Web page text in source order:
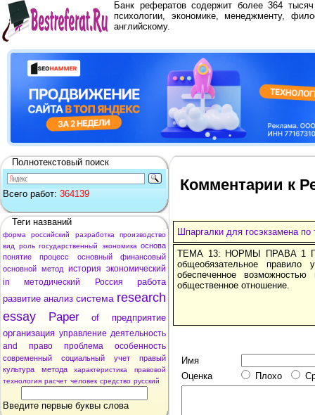
Банк рефератов содержит более 364
психологии, экономике, менеджменту,
английскому.
Полнотекстовый поиск
Всего работ: 364139
Теги названий
форма российский разработка
производство
вид
роль государственный экономика основа
понятие
процесс основный
финансовый
основной метод история экономический
in
методический Россия
работа
развитие анализ система research
essay
Paper of
предприятие
организация управление деятельность
and
право проблема особенность
современный социальный учет
правый
культура
метода характеристика
правовой
технология расчет человек средство русский
Введите первые буквы слова
Комментарии к
Шпаргалки для госэкзамена по
ТЕМА 13: НОРМЫ ПРАВА 1
общеобязательное правило
обеспеченное
общественное отношение.
Имя
Оценка
Плохо